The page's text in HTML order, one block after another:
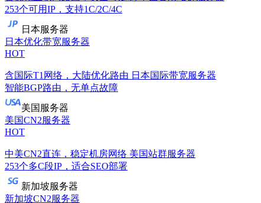
253个可用IP，支持1C/2C/4C
日本服务器
日本优化带宽服务器
HOT
含国际T1网络，大陆优化路由 日本国际带宽服务器
智能BGP路由，无单点故障
美国服务器
美国CN2服务器
HOT
中美CN2直连，稳定机房网络 美国站群服务器
253个多C段IP，适合SEO部署
新加坡服务器
新加坡CN2服务器